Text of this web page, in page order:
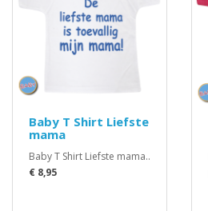
Baby T Shirt Liefste
mama
Baby T Shirt Liefste mama..
€ 8,95